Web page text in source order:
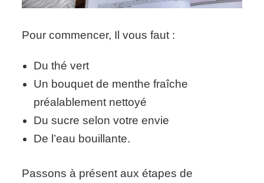
Pour commencer, Il vous faut :
Du thé vert
Un bouquet de menthe fraîche
préalablement nettoyé
Du sucre selon votre envie
De l’eau bouillante.
Passons à présent aux étapes de